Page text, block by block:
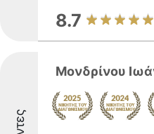
8.7
Μονδρίνου